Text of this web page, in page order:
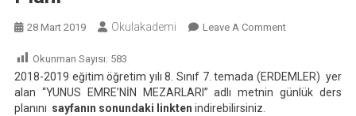
28 Mart 2019 Okulakademi Leave A CommentOn
“YUNUS
EMRE’NİN
Okunman Sayısı: 583
2018-2019 eğitim öğretim yılı 8. Sınıf 7. temada (ERDEMLER) yer
alan “YUNUS EMRE’NİN MEZARLARI” adlı metnin günlük ders
planını sayfanın sonundaki linkten indirebilirsiniz.